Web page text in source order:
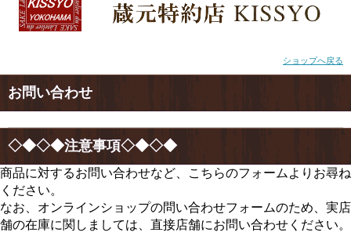
ショップへ戻る
お問い合わせ
◇◆◇◆注意事項◇◆◇◆
商品に対するお問い合わせなど、こちらのフォームよりお尋ね
ください。
なお、オンラインショップの問い合わせフォームのため、実店
舗の在庫に関しましては、直接店舗にお問い合わせください。